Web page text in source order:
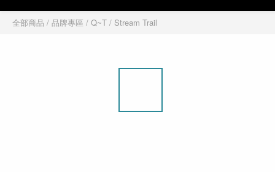
全部商品 / 品牌專區 / Q~T / Stream Trail